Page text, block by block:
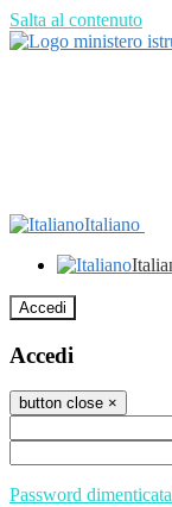
Salta al contenuto
Italiano
Accedi
Accedi
button close ×
Password